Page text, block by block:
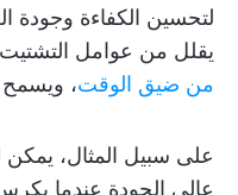
لتحسين الكفاءة وجودة
يقلل من عوامل
من ضيق الوقت، ويسمح
على سبيل المثال، يمكن
عالي الجودة عندما